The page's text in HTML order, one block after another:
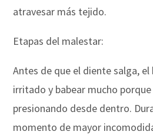
atravesar más tejido.
Etapas del malestar:
Antes de que el diente salga,
irritado y babear mucho
presionando desde dentro.
momento de mayor